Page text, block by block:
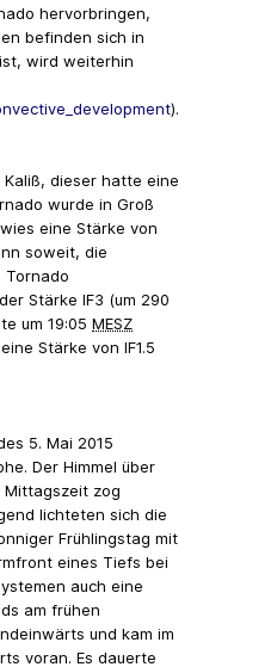
hervorbringen,
befinden sich in
wird weiterhin
).
Kaliß, dieser hatte eine
wurde in Groß
eine Stärke von
soweit, die
Tornado
Stärke IF3 (um 290
um 19:05 MESZ
Stärke von IF1.5
5. Mai 2015
Der Himmel über
Mittagszeit zog
lichteten sich die
Frühlingstag mit
eines Tiefs bei
auch eine
am frühen
und kam im
voran. Es dauerte